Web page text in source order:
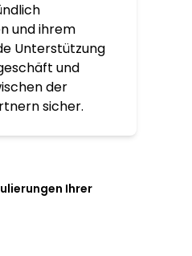
und ihrem
Unterstützung
und
der
sicher.
Ihrer